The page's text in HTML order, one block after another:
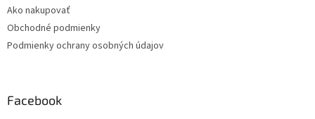
Ako nakupovať
Obchodné podmienky
Podmienky ochrany osobných údajov
Facebook